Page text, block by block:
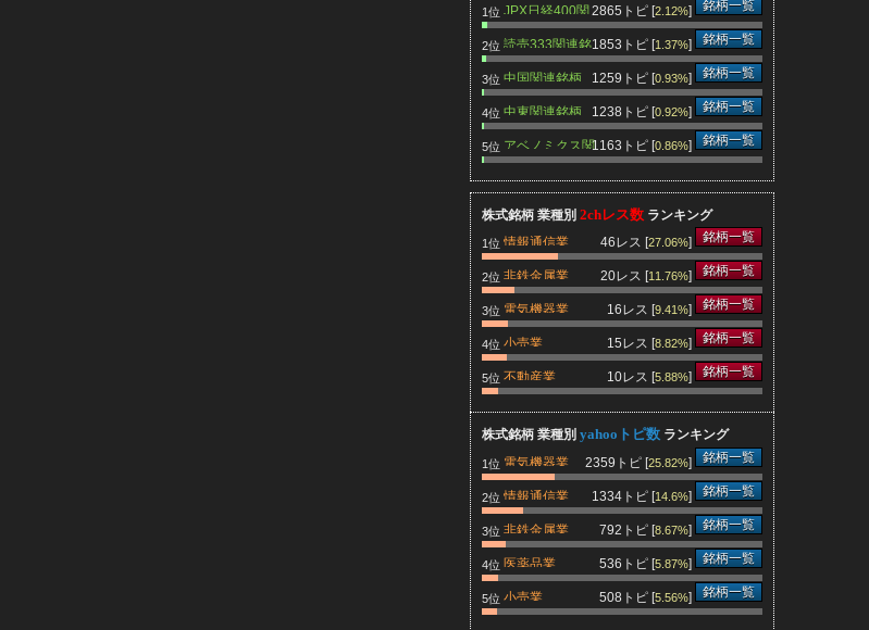
1位 JPX日経400関
連銘柄
2865トピ [2.12%] 銘柄一覧
2位 読売333関連銘
柄
1853トピ [1.37%] 銘柄一覧
3位 中国関連銘柄 1259トピ [0.93%] 銘柄一覧
4位 中東関連銘柄 1238トピ [0.92%] 銘柄一覧
5位 アベノミクス関
連銘柄
1163トピ [0.86%] 銘柄一覧
株式銘柄 業種別 2chレス数 ランキング
1位 情報通信業 46レス [27.06%] 銘柄一覧
2位 非鉄金属業 20レス [11.76%] 銘柄一覧
3位 電気機器業 16レス [9.41%] 銘柄一覧
4位 小売業 15レス [8.82%] 銘柄一覧
5位 不動産業 10レス [5.88%] 銘柄一覧
株式銘柄 業種別 yahooトピ数 ランキング
1位 電気機器業 2359トピ [25.82%] 銘柄一覧
2位 情報通信業 1334トピ [14.6%] 銘柄一覧
3位 非鉄金属業 792トピ [8.67%] 銘柄一覧
4位 医薬品業 536トピ [5.87%] 銘柄一覧
5位 小売業 508トピ [5.56%] 銘柄一覧